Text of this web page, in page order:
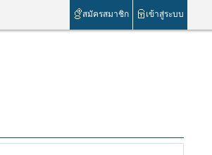
สมัครสมาชิก เข้าสู่ระบบ